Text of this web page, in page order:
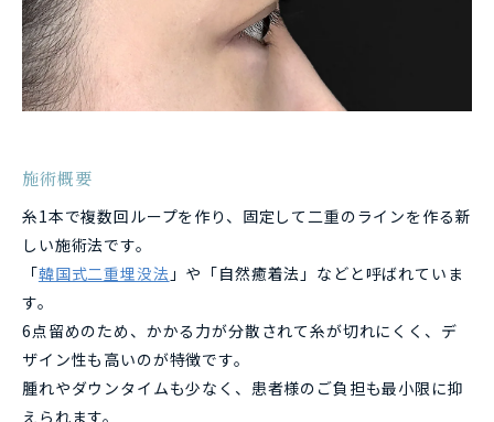
施術概要
糸1本で複数回ループを作り、固定して二重のラインを作る新
しい施術法です。
「韓国式二重埋没法 」や「自然癒着法」などと呼ばれていま
す。
6点留めのため、かかる力が分散されて糸が切れにくく、デ
ザイン性も高いのが特徴です。
腫れやダウンタイムも少なく、患者様のご負担も最小限に抑
えられます。